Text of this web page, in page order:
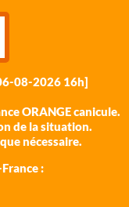
08-2026 16h]
ORANGE canicule.
de la situation.
nécessaire.
: